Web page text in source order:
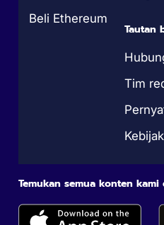
Beli Ethereum
Tautan
Tim
Temukan semua konten